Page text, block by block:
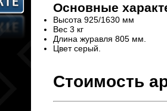
Основные
Высота 925/1630 мм
Вес 3 кг
Длина журавля 805 мм.
Цвет серый.
Стоимость